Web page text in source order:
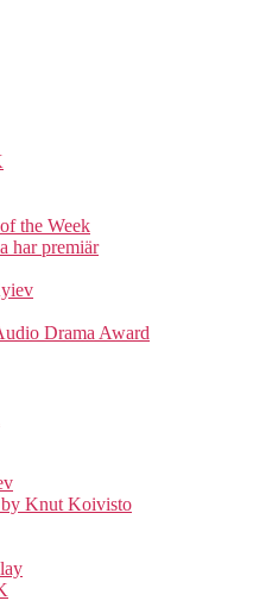
the Week
har premiär
Drama Award
by Knut Koivisto